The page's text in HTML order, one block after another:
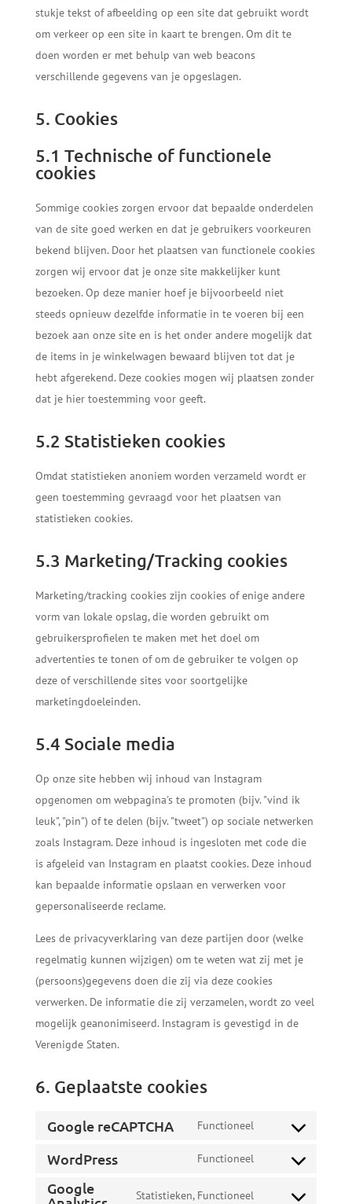
stukje tekst of afbeelding op een site dat gebruikt wordt
om verkeer op een site in kaart te brengen. Om dit te
doen worden er met behulp van web beacons
verschillende gegevens van je opgeslagen.
5. Cookies
5.1 Technische of functionele
cookies
Sommige cookies zorgen ervoor dat bepaalde onderdelen
van de site goed werken en dat je gebruikers voorkeuren
bekend blijven. Door het plaatsen van functionele cookies
zorgen wij ervoor dat je onze site makkelijker kunt
bezoeken. Op deze manier hoef je bijvoorbeeld niet
steeds opnieuw dezelfde informatie in te voeren bij een
bezoek aan onze site en is het onder andere mogelijk dat
de items in je winkelwagen bewaard blijven tot dat je
hebt afgerekend. Deze cookies mogen wij plaatsen zonder
dat je hier toestemming voor geeft.
5.2 Statistieken cookies
Omdat statistieken anoniem worden verzameld wordt er
geen toestemming gevraagd voor het plaatsen van
statistieken cookies.
5.3 Marketing/Tracking cookies
Marketing/tracking cookies zijn cookies of enige andere
vorm van lokale opslag, die worden gebruikt om
gebruikersprofielen te maken met het doel om
advertenties te tonen of om de gebruiker te volgen op
deze of verschillende sites voor soortgelijke
marketingdoeleinden.
5.4 Sociale media
Op onze site hebben wij inhoud van Instagram
opgenomen om webpagina's te promoten (bijv. "vind ik
leuk", "pin") of te delen (bijv. "tweet") op sociale netwerken
zoals Instagram. Deze inhoud is ingesloten met code die
is afgeleid van Instagram en plaatst cookies. Deze inhoud
kan bepaalde informatie opslaan en verwerken voor
gepersonaliseerde reclame.
Lees de privacyverklaring van deze partijen door (welke
regelmatig kunnen wijzigen) om te weten wat zij met je
(persoons)gegevens doen die zij via deze cookies
verwerken. De informatie die zij verzamelen, wordt zo veel
mogelijk geanonimiseerd. Instagram is gevestigd in de
Verenigde Staten.
6. Geplaatste cookies
Google reCAPTCHA Functioneel
Consent
google-
WordPress Functioneel
Consent
Google Statistieken, Functioneel